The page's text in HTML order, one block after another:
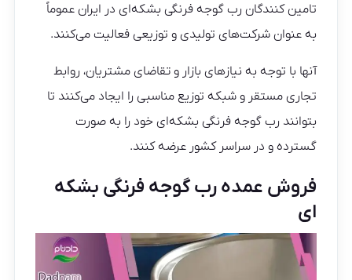
تامین کنندگان رب گوجه فرنگی بشکه‌ای در ایران عموماً
به عنوان شرکت‌های تولیدی و توزیعی فعالیت می‌کنند.
آنها با توجه به نیازهای بازار و تقاضای مشتریان، روابط
تجاری مستقر و شبکه توزیع مناسبی را ایجاد می‌کنند تا
بتوانند رب گوجه فرنگی بشکه‌ای خود را به صورت
گسترده و در سراسر کشور عرضه کنند.
فروش عمده رب گوجه فرنگی بشکه
ای